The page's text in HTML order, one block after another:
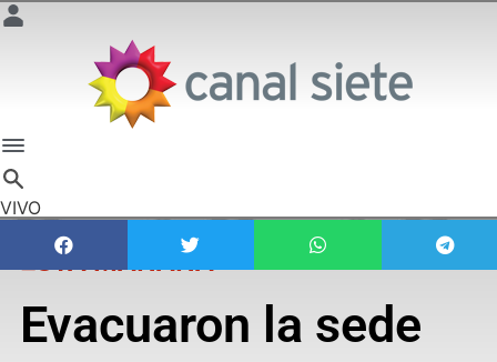
VIVO
ESTA MAÑANA
Evacuaron la sede